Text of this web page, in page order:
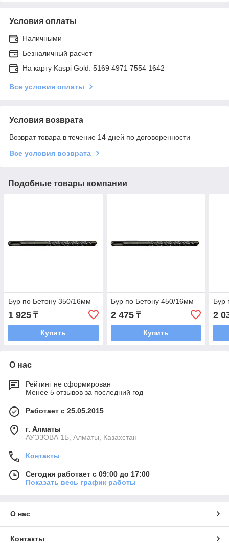
Условия оплаты
Наличными
Безналичный расчет
На карту Kaspi Gold: 5169 4971 7554 1642
Все условия оплаты
Условия возврата
Возврат товара в течение 14 дней по договоренности
Все условия возврата
Подобные товары компании
Бур по Бетону 350/16мм
1 925 ₸
Купить
Бур по Бетону 450/16мм
2 475₸
Купить
Бур
2
О нас
Рейтинг не сформирован
Менее 5 отзывов за последний год
Работает с 25.05.2015
г. Алматы
АУЭЗОВА 1Б, Алматы, Казахстан
Контакты
Сегодня работает с 09:00 до 17:00
Показать весь график работы
О нас
Контакты